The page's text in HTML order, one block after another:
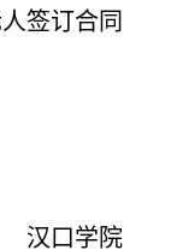
签订合同
汉口学院